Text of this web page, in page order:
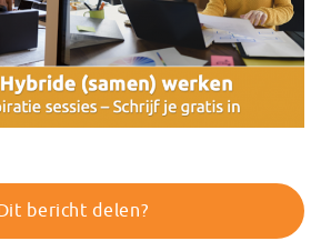
bericht delen?